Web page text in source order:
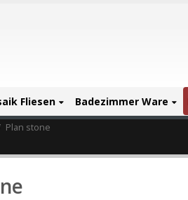
Fliesen Badezimmer Ware
Plan stone